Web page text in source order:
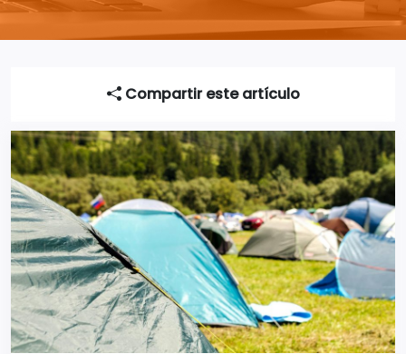
Compartir este artículo